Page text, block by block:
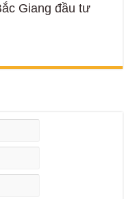
Giang đầu tư